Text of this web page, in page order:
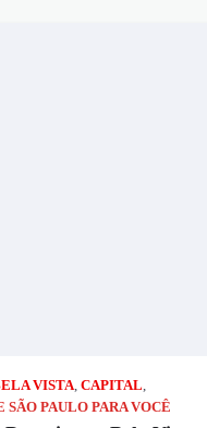
VISTA, CAPITAL,
SÃO PAULO PARA VOCÊ